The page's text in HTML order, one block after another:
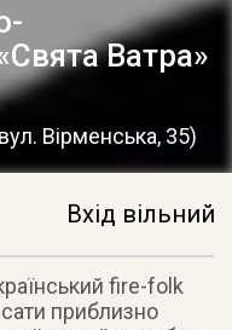
Ватра»
Вірменська, 35)
Вхід вільний
fire-folk
приблизно